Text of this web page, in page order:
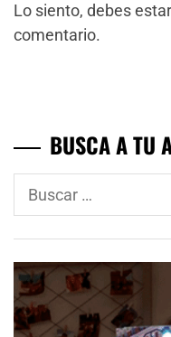
Lo siento, debes estar
comentario.
BUSCA A TU
Buscar: